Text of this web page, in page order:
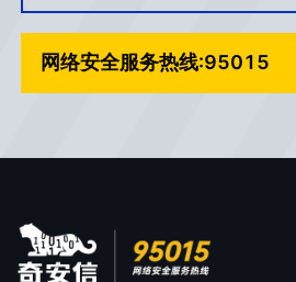
网络安全服务热线:95015